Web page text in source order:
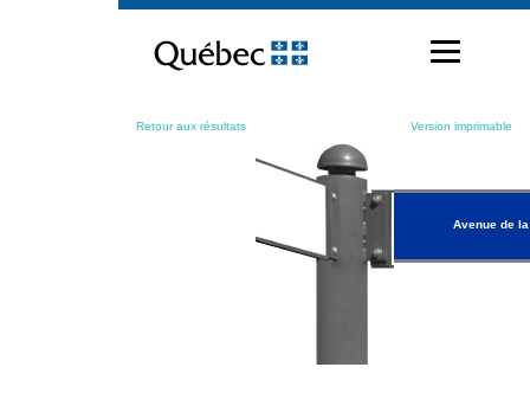
contenu
Retour aux résultats Version imprimable
Avenue de